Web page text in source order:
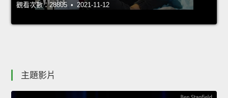
觀看次數：28805 • 2021-11-12
主題影片